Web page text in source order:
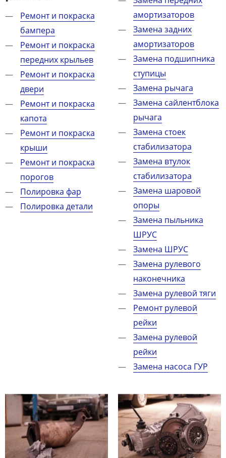
Ремонт и покраска
бампера
Ремонт и покраска
передних крыльев
Ремонт и покраска
двери
Ремонт и покраска
капота
Ремонт и покраска
крыши
Ремонт и покраска
порогов
Полировка фар
Полировка детали
амортизаторов
Замена задних
амортизаторов
Замена подшипника
ступицы
Замена рычага
Замена сайлентблока
рычага
Замена стоек
стабилизатора
Замена втулок
стабилизатора
Замена шаровой
опоры
Замена пыльника
ШРУС
Замена ШРУС
Замена рулевого
наконечника
Замена рулевой тяги
Ремонт рулевой
рейки
Замена рулевой
рейки
Замена насоса ГУР